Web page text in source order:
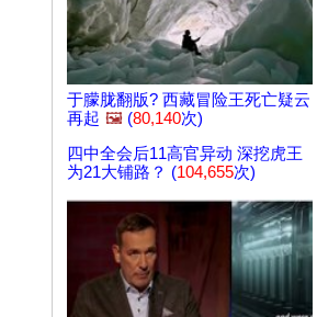
于朦胧翻版? 西藏冒险王死亡疑云
再起 🖼️ (80,140次)
四中全会后11高官异动 深挖虎王
为21大铺路？ (104,655次)